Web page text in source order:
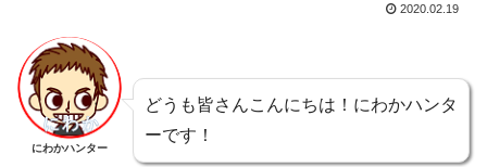
2020.02.19
にわかハンター
どうも皆さんこんにちは！にわかハンタ
ーです！